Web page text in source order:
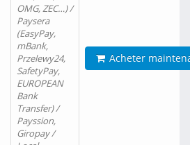
OMG, ZEC…) /
Paysera
(EasyPay,
mBank,
Przelewy24,
SafetyPay,
EUROPEAN
Bank
Transfer) /
Payssion,
Giropay /
Acheter